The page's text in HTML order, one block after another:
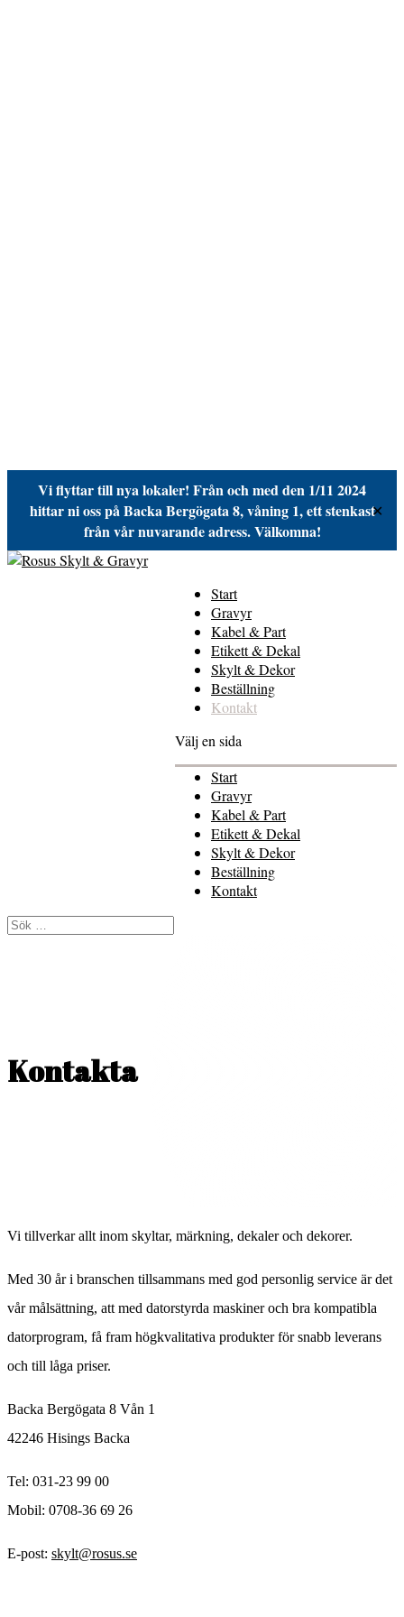
Vi flyttar till nya lokaler! Från och med den 1/11 2024
hittar ni oss på Backa Bergögata 8, våning 1, ett stenkast
från vår nuvarande adress. Välkomna!
✕
Start
Gravyr
Kabel & Part
Etikett & Dekal
Skylt & Dekor
Beställning
Kontakt
Välj en sida
Start
Gravyr
Kabel & Part
Etikett & Dekal
Skylt & Dekor
Beställning
Kontakt
Kontakta
Vi tillverkar allt inom skyltar, märkning, dekaler och dekorer.
Med 30 år i branschen tillsammans med god personlig service är det
vår målsättning, att med datorstyrda maskiner och bra kompatibla
datorprogram, få fram högkvalitativa produkter för snabb leverans
och till låga priser.
Backa Bergögata 8 Vån 1
42246 Hisings Backa
Tel: 031-23 99 00
Mobil: 0708-36 69 26
E-post: skylt@rosus.se